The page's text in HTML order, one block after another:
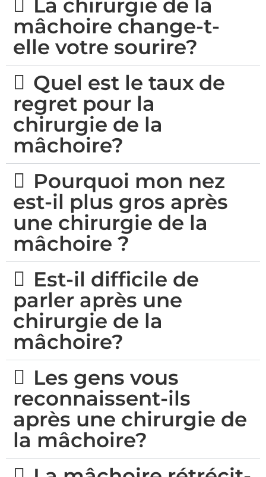
La chirurgie de la
mâchoire change-t-
elle votre sourire?
Quel est le taux de
regret pour la
chirurgie de la
mâchoire?
Pourquoi mon nez
est-il plus gros après
une chirurgie de la
mâchoire ?
Est-il difficile de
parler après une
chirurgie de la
mâchoire?
Les gens vous
reconnaissent-ils
après une chirurgie de
la mâchoire?